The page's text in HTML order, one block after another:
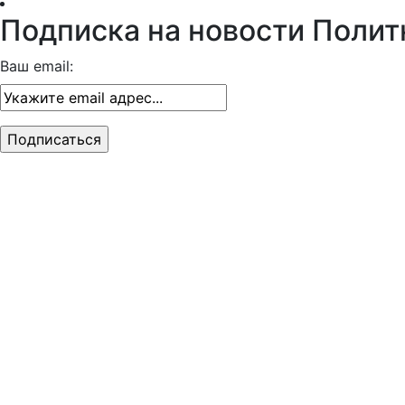
Подписка на новости
Ваш email: